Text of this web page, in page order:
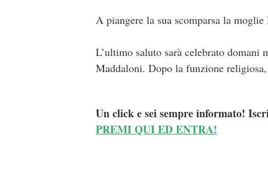
A piangere la sua scomparsa la
L’ultimo saluto sarà celebrato
Maddaloni. Dopo la funzione
Un click e sei sempre informato!
PREMI QUI ED ENTRA!